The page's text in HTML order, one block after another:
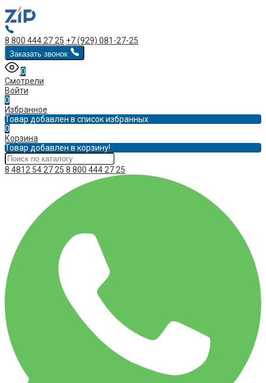
8 800 444 27 25 +7 (929) 081-27-25
Заказать звонок
0
Смотрели
Войти
0
Избранное
Товар добавлен в список избранных
0
Корзина
Товар добавлен в корзину!
8 4812 54 27 25 8 800 444 27 25